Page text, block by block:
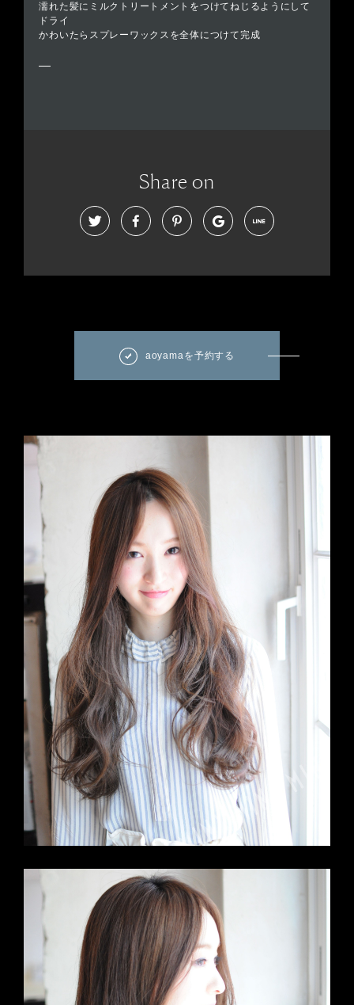
濡れた髪にミルクトリートメントをつけてねじるようにして
ドライ
かわいたらスプレーワックスを全体につけて完成
Share on
aoyamaを予約する